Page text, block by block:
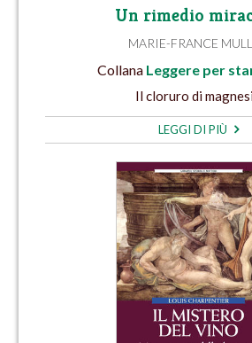
Un rimedio
MARIE-FRANCE
Collana Leggere per
Il cloruro di
LEGGI DI PIÙ